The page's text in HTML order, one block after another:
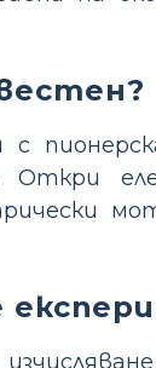
с
Откри